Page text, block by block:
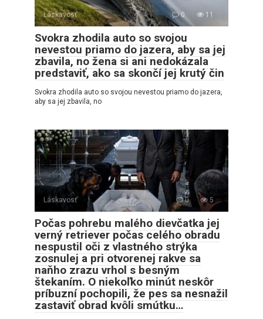
Láskavosť 0 11
Svokra zhodila auto so svojou
nevestou priamo do jazera, aby sa jej
zbavila, no žena si ani nedokázala
predstaviť, ako sa skončí jej krutý čin
Svokra zhodila auto so svojou nevestou priamo do jazera,
aby sa jej zbavila, no
Láskavosť 0 5
Počas pohrebu malého dievčatka jej
verný retriever počas celého obradu
nespustil oči z vlastného strýka
zosnulej a pri otvorenej rakve sa
naňho zrazu vrhol s besným
štekaním. O niekoľko minút neskôr
príbuzní pochopili, že pes sa nesnažil
zastaviť obrad kvôli smútku…